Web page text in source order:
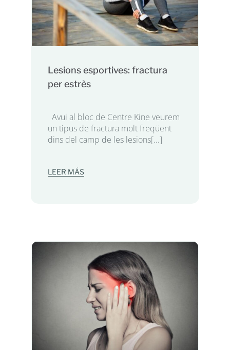
Lesions esportives: fractura
per estrès
Avui al bloc de Centre Kine veurem
un tipus de fractura molt freqüent
dins del camp de les lesions[...]
LEER MÁS